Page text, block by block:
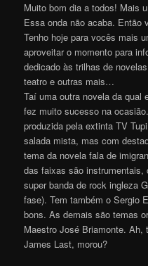
Muito bom dia a todos! Mais
Essa onda não acaba. Então
Tenho hoje para vocês mais
aproveitar o momento para
dedicado às trilhas de
teatro e outras mais…
Taí uma outra novela da qual
fez muito sucesso na
produzida pela extinta TV
salada mista, mas com
tema da novela fala de
das faixas são
super banda de rock ingleza
fase). Tem também o Sergio
bons. As demais são temas
Maestro José Briamonte.
James Last, morou?